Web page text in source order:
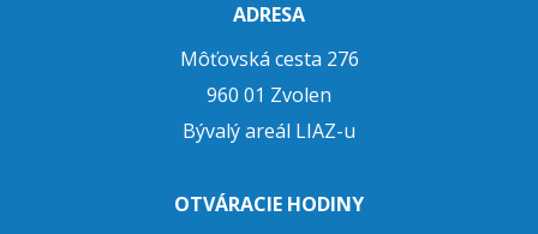
ADRESA
Môťovská cesta 276
960 01 Zvolen
Bývalý areál LIAZ-u
OTVÁRACIE HODINY